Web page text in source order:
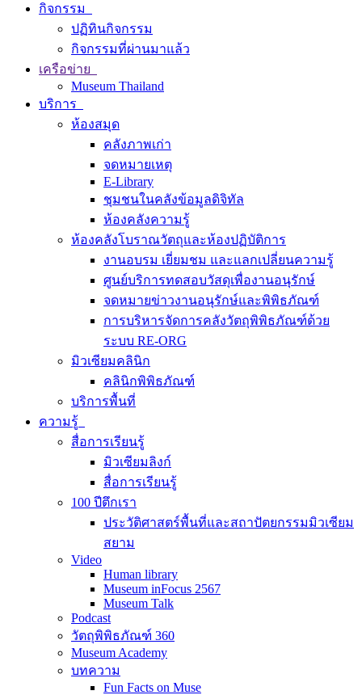
กิจกรรม
ปฏิทินกิจกรรม
กิจกรรมที่ผ่านมาแล้ว
เครือข่าย
Museum Thailand
บริการ
ห้องสมุด
คลังภาพเก่า
จดหมายเหตุ
E-Library
ชุมชนในคลังข้อมูลดิจิทัล
ห้องคลังความรู้
ห้องคลังโบราณวัตถุและห้องปฏิบัติการ
งานอบรม เยี่ยมชม และแลกเปลี่ยนความรู้
ศูนย์บริการทดสอบวัสดุเพื่องานอนุรักษ์
จดหมายข่าวงานอนุรักษ์และพิพิธภัณฑ์
การบริหารจัดการคลังวัตถุพิพิธภัณฑ์ด้วย
ระบบ RE-ORG
มิวเซียมคลินิก
คลินิกพิพิธภัณฑ์
บริการพื้นที่
ความรู้
สื่อการเรียนรู้
มิวเซียมลิงก์
สื่อการเรียนรู้
100 ปีตึกเรา
ประวัติศาสตร์พื้นที่และสถาปัตยกรรมมิวเซียม
สยาม
Video
Human library
Museum inFocus 2567
Museum Talk
Podcast
วัตถุพิพิธภัณฑ์ 360
Museum Academy
บทความ
Fun Facts on Muse